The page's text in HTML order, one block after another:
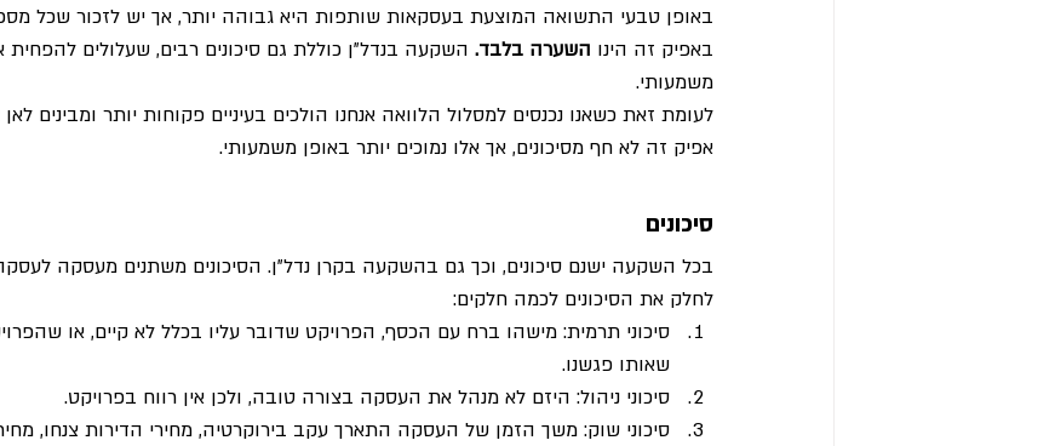
באופן טבעי התשואה המוצעת בעסקאות שותפות היא גבוהה יותר, אך יש לזכור שכל
באפיק זה הינו השערה בלבד. השקעה בנדל"ן כוללת גם סיכונים רבים, שעלולים
משמעותי.
לעומת זאת כשאנו נכנסים למסלול הלוואה אנחנו הולכים בעיניים פקוחות יותר ומבינים
אפיק זה לא חף מסיכונים, אך אלו נמוכים יותר באופן משמעותי.
סיכונים
בכל השקעה ישנם סיכונים, וכך גם בהשקעה בקרן נדל"ן. הסיכונים משתנים מעסקה
לחלק את הסיכונים לכמה חלקים:
סיכוני תרמית: מישהו ברח עם הכסף, הפרויקט שדובר עליו בכלל לא קיים, או
שאותו פגשנו.
סיכוני ניהול: היזם לא מנהל את העסקה בצורה טובה, ולכן אין רווח בפרויקט.
סיכוני שוק: משך הזמן של העסקה התארך עקב בירוקרטיה, מחירי הדירות צנחו,